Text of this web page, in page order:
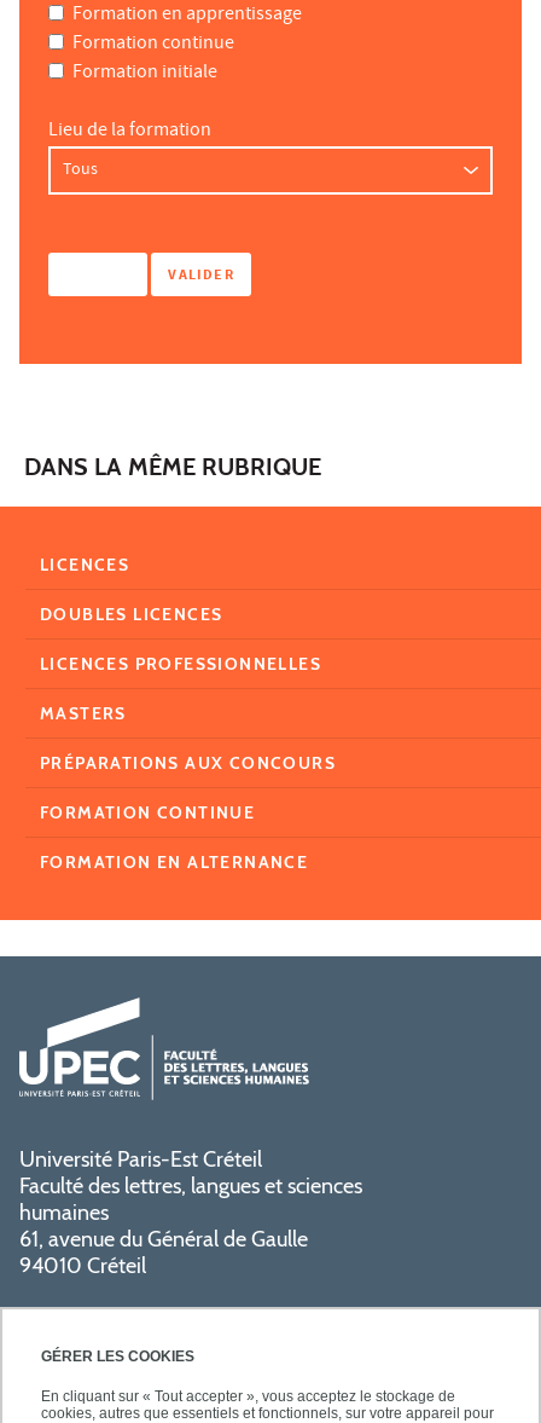
GÉRER LES COOKIES
En cliquant sur « Tout accepter », vous acceptez le stockage de
cookies, autres que essentiels et fonctionnels, sur votre appareil pour
Formation en apprentissage
Formation continue
Formation initiale
Lieu de la formation
DANS LA MÊME RUBRIQUE
LICENCES
DOUBLES LICENCES
LICENCES PROFESSIONNELLES
MASTERS
PRÉPARATIONS AUX CONCOURS
FORMATION CONTINUE
FORMATION EN ALTERNANCE
Université Paris-Est Créteil
Faculté des lettres, langues et sciences
humaines
61, avenue du Général de Gaulle
94010 Créteil